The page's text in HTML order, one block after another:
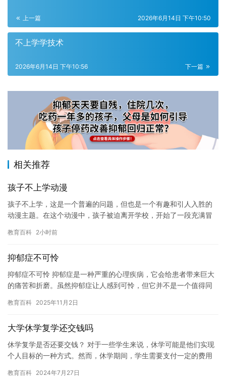
上一篇 2026年6月14日 下午10:50
不上学学技术
下一篇
2026年6月14日 下午10:56
相关推荐
孩子不上学动漫
孩子不上学，这是一个普遍的问题，但也是一个有趣和引人入胜的
动漫主题。在这个动漫中，孩子被迫离开学校，开始了一段充满冒
知识，…
教育百科 2小时前
抑郁症不可怜
抑郁症不可怜 抑郁症是一种严重的心理疾病，它会给患者带来巨大
的痛苦和折磨。虽然抑郁症让人感到可怜，但它并不是一个值得同
的…
教育百科 2025年11月2日
大学休学复学还交钱吗
休学复学是否还要交钱？ 对于一些学生来说，休学可能是他们实现
个人目标的一种方式。然而，休学期间，学生需要支付一定的费用
纳学…
教育百科 2024年7月27日